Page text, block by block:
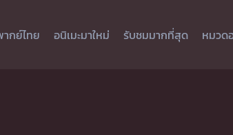
กย์ไทย อนิเมะมาใหม่ รับชมมากที่สุด หมวด